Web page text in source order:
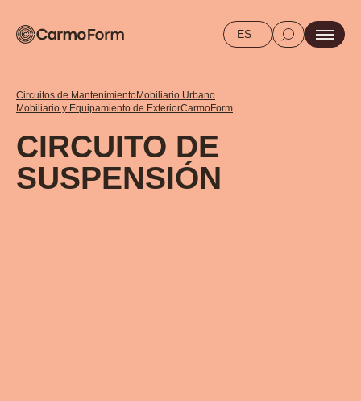
ES
Circuitos de MantenimientoMobiliario Urbano
Mobiliario y Equipamiento de ExteriorCarmoForm
CIRCUITO DE
SUSPENSIÓN